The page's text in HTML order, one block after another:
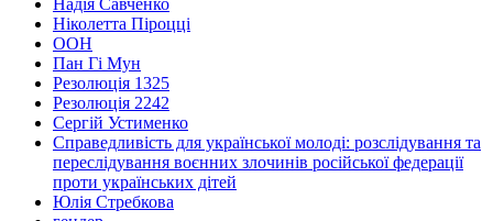
Ніколетта Піроцці
ООН
Пан Гі Мун
Резолюція 1325
Резолюція 2242
Сергій Устименко
Справедливість для української молоді: розслідування та
переслідування воєнних злочинів російської федерації
проти українських дітей
Юлія Стребкова